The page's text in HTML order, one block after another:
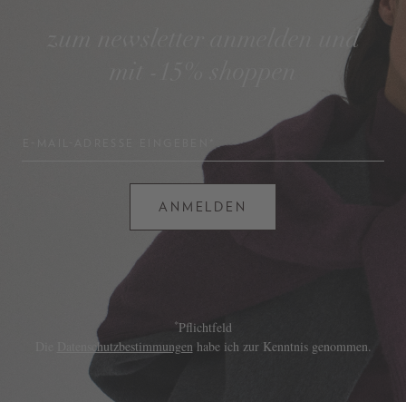
zum newsletter anmelden und
ANMELDEN
*Pflichtfeld
Datenschutzbestimmungen habe ich zur Kenntnis genommen.